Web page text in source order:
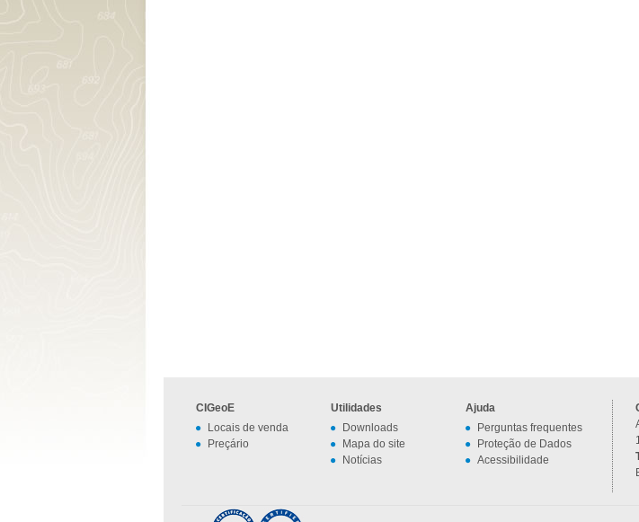
CIGeoE
Locais de venda
Preçário
Utilidades
Downloads
Mapa do site
Notícias
Ajuda
Perguntas frequentes
Proteção de Dados
Acessibilidade